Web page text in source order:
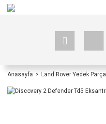
Anasayfa Land Rover Yedek Parça